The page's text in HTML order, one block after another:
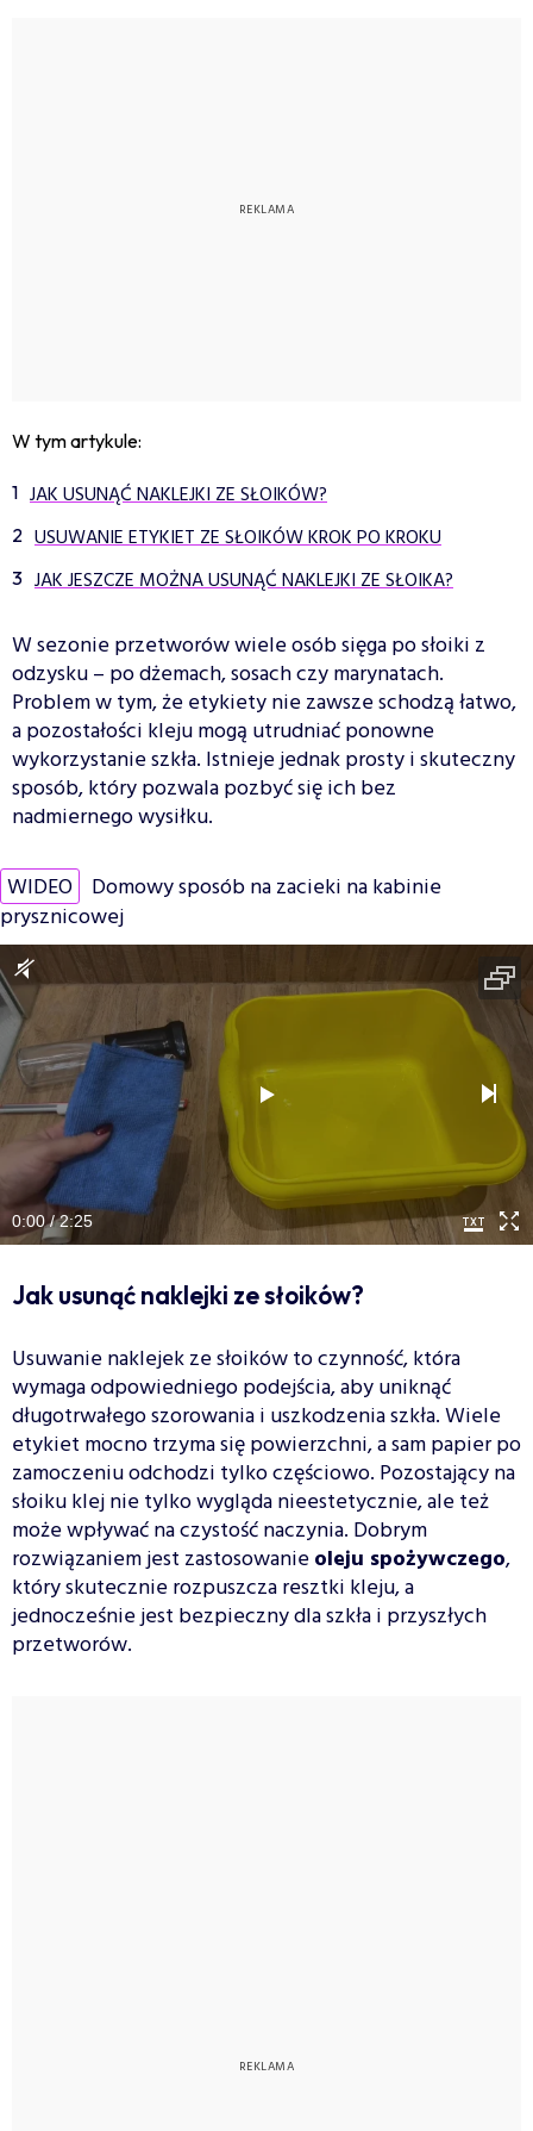
W tym artykule:
JAK USUNĄĆ NAKLEJKI ZE SŁOIKÓW?
USUWANIE ETYKIET ZE SŁOIKÓW KROK PO KROKU
JAK JESZCZE MOŻNA USUNĄĆ NAKLEJKI ZE SŁOIKA?
W sezonie przetworów wiele osób sięga po słoiki z
odzysku – po dżemach, sosach czy marynatach.
Problem w tym, że etykiety nie zawsze schodzą łatwo,
a pozostałości kleju mogą utrudniać ponowne
wykorzystanie szkła. Istnieje jednak prosty i skuteczny
sposób, który pozwala pozbyć się ich bez
nadmiernego wysiłku.
WIDEO Domowy sposób na zacieki na kabinie
prysznicowej
0:00 / 2:25
Jak usunąć naklejki ze słoików?
Usuwanie naklejek ze słoików to czynność, która
wymaga odpowiedniego podejścia, aby uniknąć
długotrwałego szorowania i uszkodzenia szkła. Wiele
etykiet mocno trzyma się powierzchni, a sam papier po
zamoczeniu odchodzi tylko częściowo. Pozostający na
słoiku klej nie tylko wygląda nieestetycznie, ale też
może wpływać na czystość naczynia. Dobrym
rozwiązaniem jest zastosowanieoleju spożywczego,
który skutecznie rozpuszcza resztki kleju, a
jednocześnie jest bezpieczny dla szkła i przyszłych
przetworów.